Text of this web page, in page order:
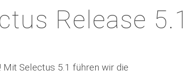
Release 5.1
Selectus 5.1 führen wir die